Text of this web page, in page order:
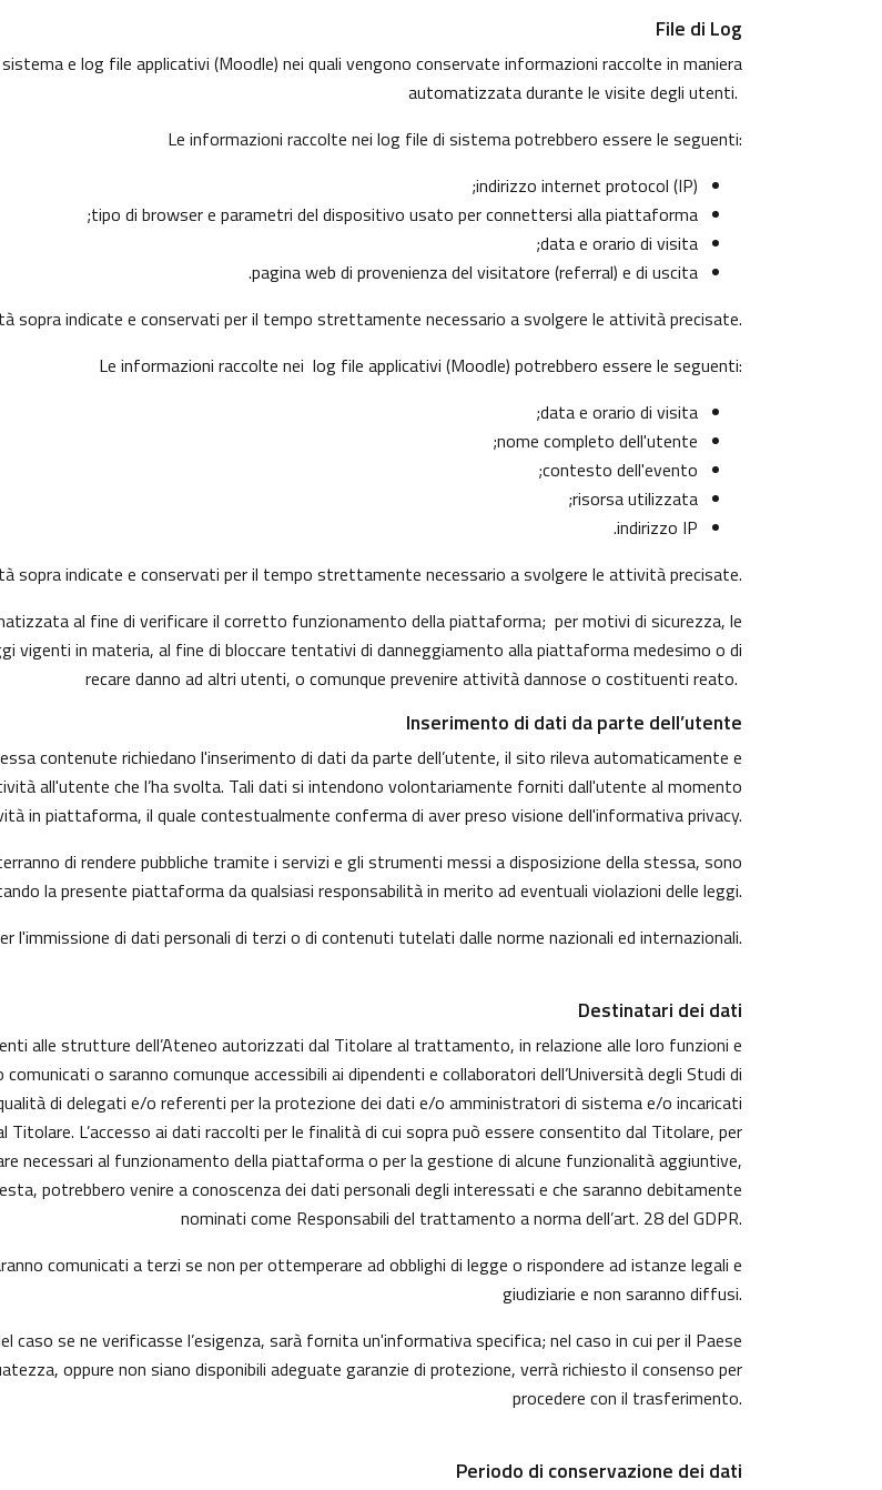
File di Log
e log file applicativi (Moodle) nei quali vengono conservate informazioni raccolte in maniera
automatizzata durante le visite degli utenti.
Le informazioni raccolte nei log file di sistema potrebbero essere le seguenti:
indirizzo internet protocol (IP);
tipo di browser e parametri del dispositivo usato per connettersi alla piattaforma;
data e orario di visita;
pagina web di provenienza del visitatore (referral) e di uscita.
sopra indicate e conservati per il tempo strettamente necessario a svolgere le attività precisate.
Le informazioni raccolte nei log file applicativi (Moodle) potrebbero essere le seguenti:
data e orario di visita;
nome completo dell'utente;
contesto dell'evento;
risorsa utilizzata;
indirizzo IP.
sopra indicate e conservati per il tempo strettamente necessario a svolgere le attività precisate.
al fine di verificare il corretto funzionamento della piattaforma; per motivi di sicurezza, le
vigenti in materia, al fine di bloccare tentativi di danneggiamento alla piattaforma medesimo o di
recare danno ad altri utenti, o comunque prevenire attività dannose o costituenti reato.
Inserimento di dati da parte dell’utente
contenute richiedano l'inserimento di dati da parte dell’utente, il sito rileva automaticamente e
all'utente che l’ha svolta. Tali dati si intendono volontariamente forniti dall'utente al momento
in piattaforma, il quale contestualmente conferma di aver preso visione dell'informativa privacy.
di rendere pubbliche tramite i servizi e gli strumenti messi a disposizione della stessa, sono
la presente piattaforma da qualsiasi responsabilità in merito ad eventuali violazioni delle leggi.
l'immissione di dati personali di terzi o di contenuti tutelati dalle norme nazionali ed internazionali.
Destinatari dei dati
strutture dell’Ateneo autorizzati dal Titolare al trattamento, in relazione alle loro funzioni e
o saranno comunque accessibili ai dipendenti e collaboratori dell’Università degli Studi di
di delegati e/o referenti per la protezione dei dati e/o amministratori di sistema e/o incaricati
L’accesso ai dati raccolti per le finalità di cui sopra può essere consentito dal Titolare, per
necessari al funzionamento della piattaforma o per la gestione di alcune funzionalità aggiuntive,
potrebbero venire a conoscenza dei dati personali degli interessati e che saranno debitamente
nominati come Responsabili del trattamento a norma dell’art. 28 del GDPR.
comunicati a terzi se non per ottemperare ad obblighi di legge o rispondere ad istanze legali e
giudiziarie e non saranno diffusi.
se ne verificasse l’esigenza, sarà fornita un'informativa specifica; nel caso in cui per il Paese
oppure non siano disponibili adeguate garanzie di protezione, verrà richiesto il consenso per
procedere con il trasferimento.
Periodo di conservazione dei dati